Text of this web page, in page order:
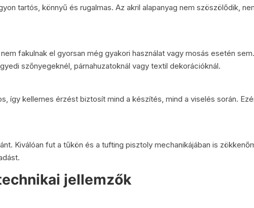
tartós, könnyű és rugalmas. Az akril alapanyag nem szöszölődik,
fakulnak el gyorsan még gyakori használat vagy mosás esetén
szőnyegeknél, párnahuzatoknál vagy textil dekorációknál.
így kellemes érzést biztosít mind a készítés, mind a viselés során.
Kiválóan fut a tűkön és a tufting pisztoly mechanikájában is
jellemzők